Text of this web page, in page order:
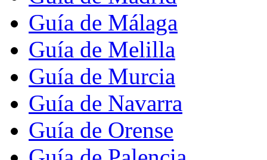
Guía de Málaga
Guía de Melilla
Guía de Murcia
Guía de Navarra
Guía de Orense